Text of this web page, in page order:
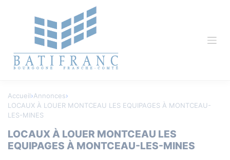
Accueil›Annonces›
LOCAUX À LOUER MONTCEAU LES EQUIPAGES À MONTCEAU-
LES-MINES
LOCAUX À LOUER MONTCEAU LES
EQUIPAGES À MONTCEAU-LES-MINES